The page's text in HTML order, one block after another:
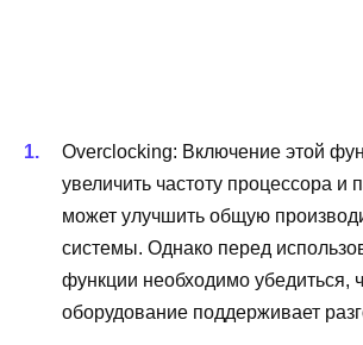
Overclocking: Включение этой
увеличить частоту процессора и
может улучшить общую
системы. Однако перед
функции необходимо убедиться,
оборудование поддерживает